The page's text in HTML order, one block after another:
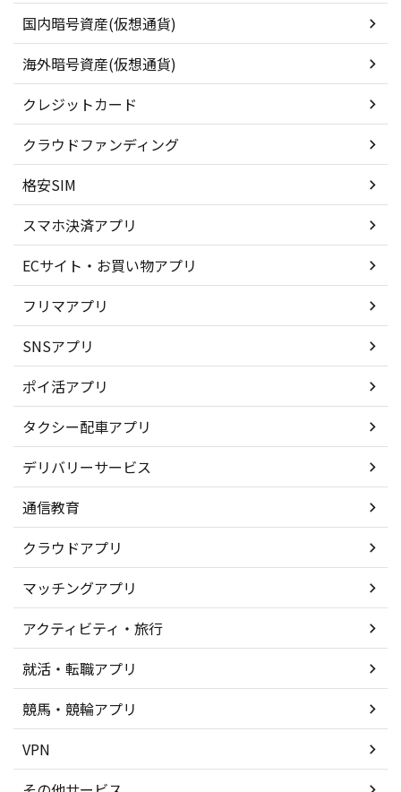
国内暗号資産(仮想通貨)
海外暗号資産(仮想通貨)
クレジットカード
クラウドファンディング
格安SIM
スマホ決済アプリ
ECサイト・お買い物アプリ
フリマアプリ
SNSアプリ
ポイ活アプリ
タクシー配車アプリ
デリバリーサービス
通信教育
クラウドアプリ
マッチングアプリ
アクティビティ・旅行
就活・転職アプリ
競馬・競輪アプリ
VPN